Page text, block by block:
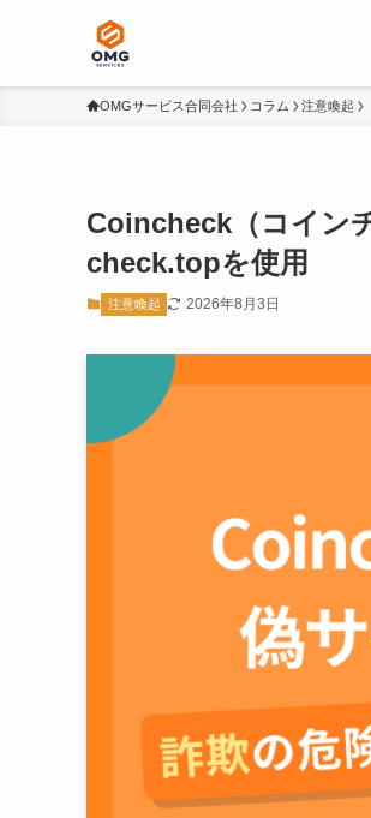
OMGサービス合同会社 コラム 注意喚起
Coincheck（コイン
check.topを使用
注意喚起 2026年8月3日